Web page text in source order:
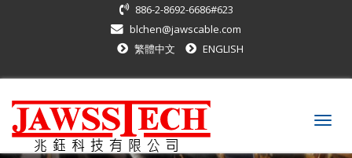
886-2-8692-6686#623
blchen@jawscable.com
繁體中文
ENGLISH